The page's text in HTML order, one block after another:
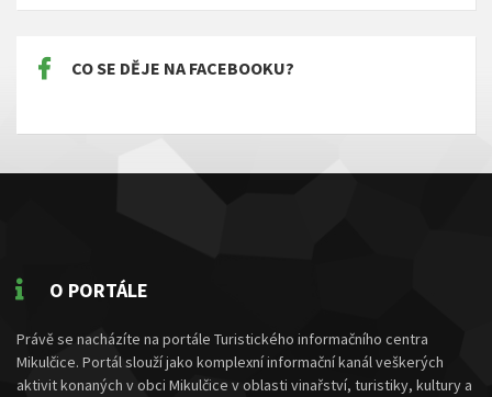
CO SE DĚJE NA FACEBOOKU?
O PORTÁLE
Právě se nacházíte na portále Turistického informačního centra
Mikulčice. Portál slouží jako komplexní informační kanál veškerých
aktivit konaných v obci Mikulčice v oblasti vinařství, turistiky, kultury a